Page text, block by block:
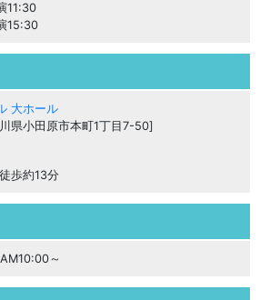
11:30
15:30
大ホール
県小田原市本町1丁目7-50]
歩約13分
～